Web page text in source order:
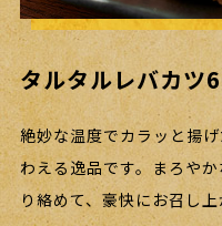
豚レバーステーキ
丁寧に焼き上げた豚レバ
そそるごま油の香りで、
刻みねぎと一緒にお召し
レバニラ炒め660円
シャキシャキのニラやも
りぷり食感が堪らない〝
が出ないよう丁寧に仕込
タルタルレバカツ
絶妙な温度でカラッと揚
わえる逸品です。まろや
り絡めて、豪快にお召し